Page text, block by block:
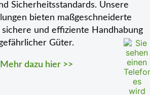
Sicherheitsstandards. Unsere
bieten maßgeschneiderte
und effiziente Handhabung
Güter.
Mehr dazu hier >>